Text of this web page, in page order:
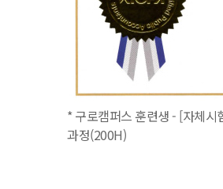
* 구로캠퍼스 훈련생 - [자체
과정(200H)